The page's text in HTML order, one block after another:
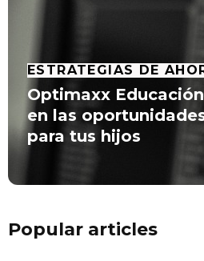
ESTRATEGIAS DE
Optimaxx
en las
para tus hijos
Popular articles